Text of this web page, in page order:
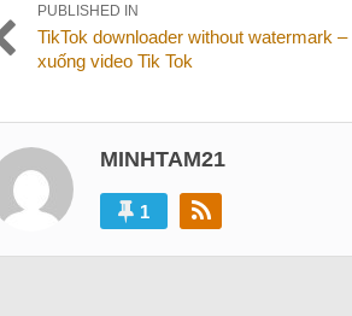
Điều
hướng
PUBLISHED IN
TikTok downloader without watermark –
xuống video Tik Tok
MINHTAM21
1